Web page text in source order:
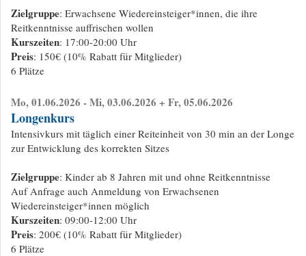
Zielgruppe: Erwachsene Wiedereinsteiger*innen, die ihre
Reitkenntnisse auffrischen wollen
Kurszeiten: 17:00-20:00 Uhr
Preis: 150€ (10% Rabatt für Mitglieder)
6 Plätze
Mo, 01.06.2026 - Mi, 03.06.2026 + Fr, 05.06.2026
Longenkurs
Intensivkurs mit täglich einer Reiteinheit von 30 min an der Longe
zur Entwicklung des korrekten Sitzes
Zielgruppe: Kinder ab 8 Jahren mit und ohne Reitkenntnisse
Auf Anfrage auch Anmeldung von Erwachsenen
Wiedereinsteiger*innen möglich
Kurszeiten: 09:00-12:00 Uhr
Preis: 200€ (10% Rabatt für Mitglieder)
6 Plätze